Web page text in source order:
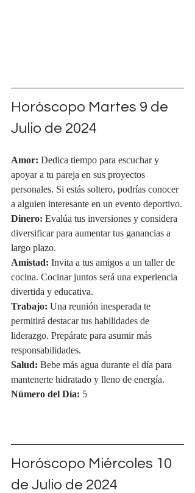
Horóscopo Martes 9 de
Julio de 2024
Amor: Dedica tiempo para escuchar y
apoyar a tu pareja en sus proyectos
personales. Si estás soltero, podrías conocer
a alguien interesante en un evento deportivo.
Dinero: Evalúa tus inversiones y considera
diversificar para aumentar tus ganancias a
largo plazo.
Amistad: Invita a tus amigos a un taller de
cocina. Cocinar juntos será una experiencia
divertida y educativa.
Trabajo: Una reunión inesperada te
permitirá destacar tus habilidades de
liderazgo. Prepárate para asumir más
responsabilidades.
Salud: Bebe más agua durante el día para
mantenerte hidratado y lleno de energía.
Número del Día: 5
Horóscopo Miércoles 10
de Julio de 2024